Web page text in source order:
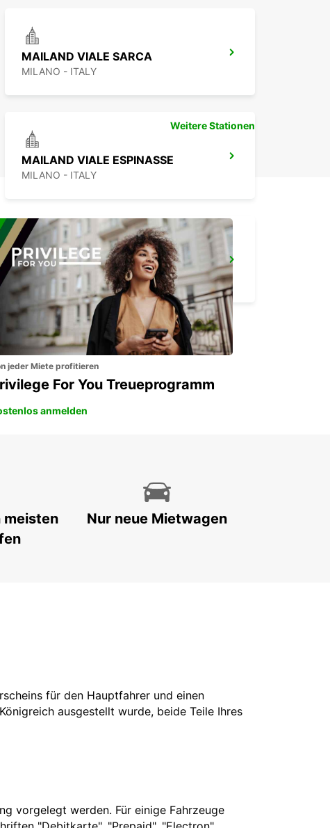
MAILAND VIALE SARCA
MILANO - ITALY
MAILAND VIALE ESPINASSE
MILANO - ITALY
PAVIA
PAVIA - ITALY
Weitere Stationen
jeder Miete profitieren
For You Treueprogramm
anmelden
meisten
Nur neue Mietwagen
für den Hauptfahrer und einen
ausgestellt wurde, beide Teile Ihres
vorgelegt werden. Für einige Fahrzeuge